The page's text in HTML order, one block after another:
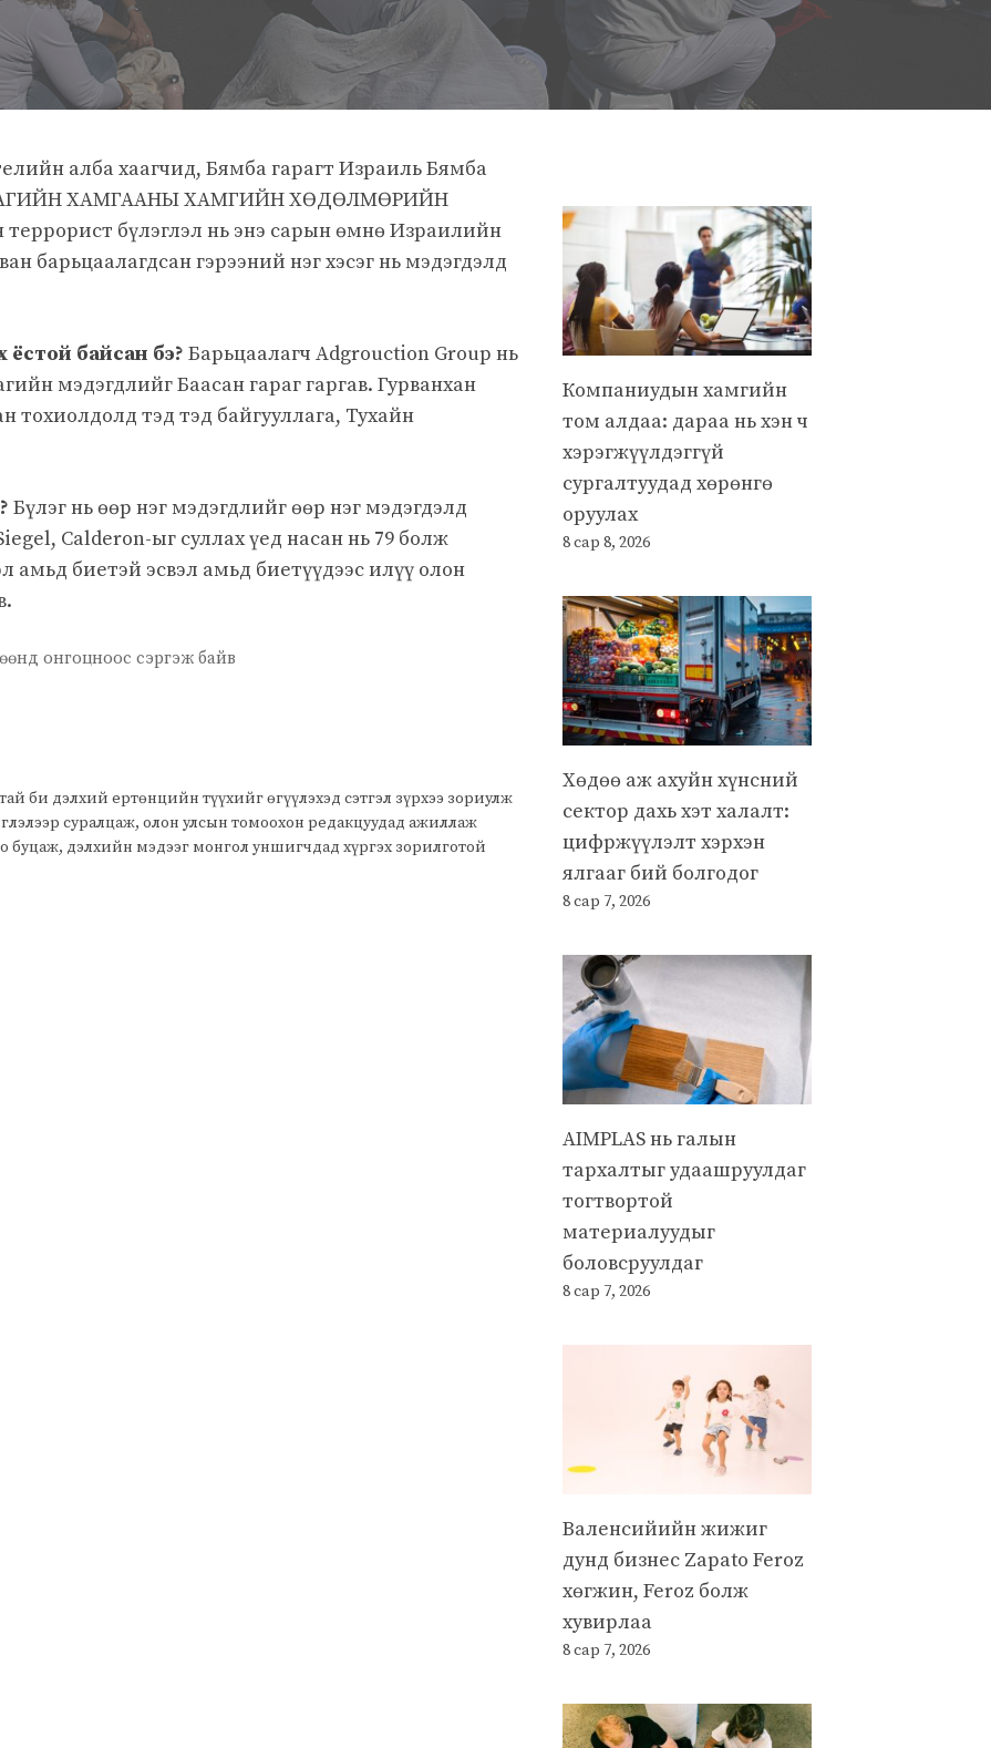
алба хаагчид, Бямба гарагт Израиль Бямба
ХАМГААНЫ ХАМГИЙН ХӨДӨЛМӨРИЙН
бүлэглэл нь энэ сарын өмнө Израилийн
барьцаалагдсан гэрээний нэг хэсэг нь мэдэгдэлд
ёстой байсан бэ? Барьцаалагч Adgrouction Group нь
мэдэгдлийг Баасан гараг гаргав. Гурванхан
тохиолдолд тэд тэд байгууллага, Тухайн
Бүлэг нь өөр нэг мэдэгдлийг өөр нэг мэдэгдэлд
Calderon-ыг суллах үед насан нь 79 болж
амьд биетэй эсвэл амьд биетүүдээс илүү олон
онгоцноос сэргэж байв
би дэлхий ертөнцийн түүхийг өгүүлэхэд сэтгэл зүрхээ зориулж
суралцаж, олон улсын томоохон редакцуудад ажиллаж
буцаж, дэлхийн мэдээг монгол уншигчдад хүргэх зорилготой
Компаниудын хамгийн
том алдаа: дараа нь хэн ч
хэрэгжүүлдэггүй
сургалтуудад хөрөнгө
оруулах
8 сар 8, 2026
Хөдөө аж ахуйн хүнсний
сектор дахь хэт халалт:
цифржүүлэлт хэрхэн
ялгааг бий болгодог
8 сар 7, 2026
AIMPLAS нь галын
тархалтыг удаашруулдаг
тогтвортой
материалуудыг
боловсруулдаг
8 сар 7, 2026
Валенсийийн жижиг
дунд бизнес Zapato Feroz
хөгжин, Feroz болж
хувирлаа
8 сар 7, 2026